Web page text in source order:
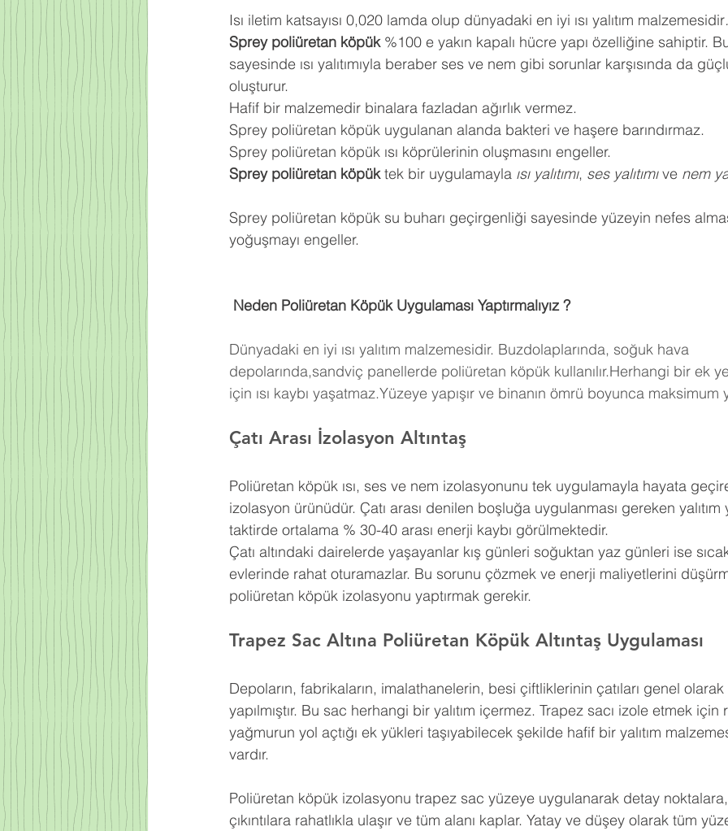
Isı iletim katsayısı 0,020 lamda olup dünyadaki en iyi ısı yalıtım malzemesidir.
Sprey poliüretan köpük %100 e yakın kapalı hücre yapı özelliğine sahiptir.
sayesinde ısı yalıtımıyla beraber ses ve nem gibi sorunlar karşısında da
oluşturur.
Hafif bir malzemedir binalara fazladan ağırlık vermez.
Sprey poliüretan köpük uygulanan alanda bakteri ve haşere barındırmaz.
Sprey poliüretan köpük ısı köprülerinin oluşmasını engeller.
Sprey poliüretan köpük tek bir uygulamayla ısı yalıtımı, ses yalıtımı ve nem
Sprey poliüretan köpük su buharı geçirgenliği sayesinde yüzeyin nefes
yoğuşmayı engeller.
Neden Poliüretan Köpük Uygulaması Yaptırmalıyız ?
Dünyadaki en iyi ısı yalıtım malzemesidir. Buzdolaplarında, soğuk hava
depolarında,sandviç panellerde poliüretan köpük kullanılır.Herhangi bir ek
için ısı kaybı yaşatmaz.Yüzeye yapışır ve binanın ömrü boyunca maksimum
Çatı Arası İzolasyon Altıntaş
Poliüretan köpük ısı, ses ve nem izolasyonunu tek uygulamayla hayata
izolasyon ürünüdür. Çatı arası denilen boşluğa uygulanması gereken yalıtım
taktirde ortalama % 30-40 arası enerji kaybı görülmektedir.
Çatı altındaki dairelerde yaşayanlar kış günleri soğuktan yaz günleri ise
evlerinde rahat oturamazlar. Bu sorunu çözmek ve enerji maliyetlerini
poliüretan köpük izolasyonu yaptırmak gerekir.
Trapez Sac Altına Poliüretan Köpük Altıntaş Uygulaması
Depoların, fabrikaların, imalathanelerin, besi çiftliklerinin çatıları genel
yapılmıştır. Bu sac herhangi bir yalıtım içermez. Trapez sacı izole etmek
yağmurun yol açtığı ek yükleri taşıyabilecek şekilde hafif bir yalıtım
vardır.
Poliüretan köpük izolasyonu trapez sac yüzeye uygulanarak detay
çıkıntılara rahatlıkla ulaşır ve tüm alanı kaplar. Yatay ve düşey olarak tüm